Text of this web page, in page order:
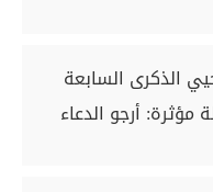
الذكرى السابعة
مؤثرة: أرجو الدعاء